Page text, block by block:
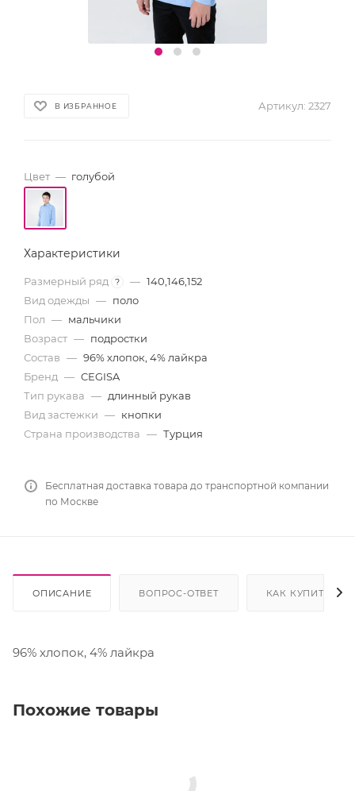
В ИЗБРАННОЕ Артикул: 2327
Цвет — голубой
Характеристики
Размерный ряд ? — 140,146,152
Вид одежды — поло
Пол — мальчики
Возраст — подростки
Состав — 96% хлопок, 4% лайкра
Бренд — CEGISA
Тип рукава — длинный рукав
Вид застежки — кнопки
Страна производства — Турция
Бесплатная доставка товара до транспортной компании
по Москве
ОПИСАНИЕ ВОПРОС-ОТВЕТ КАК КУПИТЬ
96% хлопок, 4% лайкра
Похожие товары